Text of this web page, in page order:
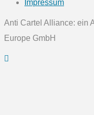
Impressum
Anti Cartel Alliance: ein
Europe GmbH